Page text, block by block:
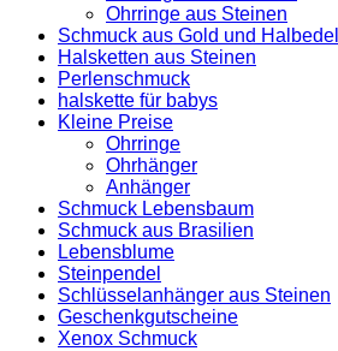
Ohrringe aus Steinen
Schmuck aus Gold und
Halsketten aus Steinen
Perlenschmuck
halskette für babys
Kleine Preise
Ohrringe
Ohrhänger
Anhänger
Schmuck Lebensbaum
Schmuck aus Brasilien
Lebensblume
Steinpendel
Schlüsselanhänger aus Steinen
Geschenkgutscheine
Xenox Schmuck